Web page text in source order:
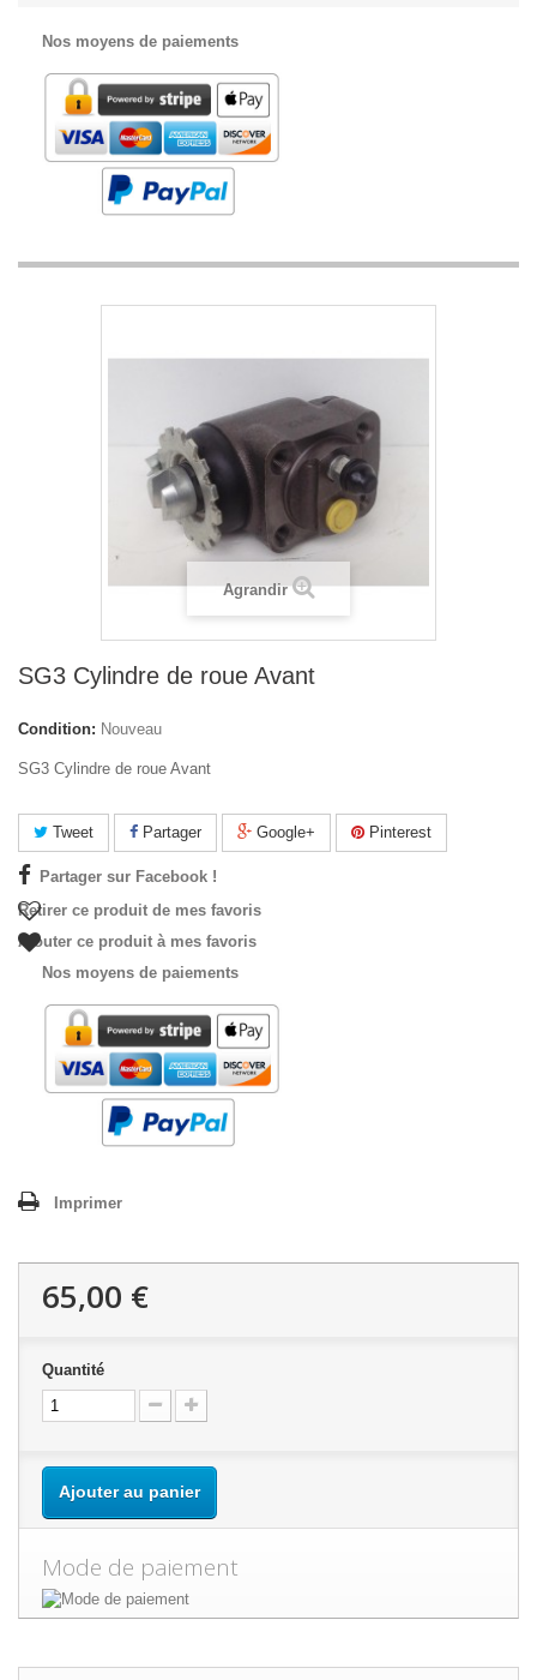
Nos moyens de paiements
Agrandir
SG3 Cylindre de roue Avant
Condition: Nouveau
SG3 Cylindre de roue Avant
Tweet Partager Google+ Pinterest
Partager sur Facebook !
Retirer ce produit de mes favoris
Ajouter ce produit à mes favoris
Nos moyens de paiements
Imprimer
65,00 €
Quantité
Ajouter au panier
Mode de paiement